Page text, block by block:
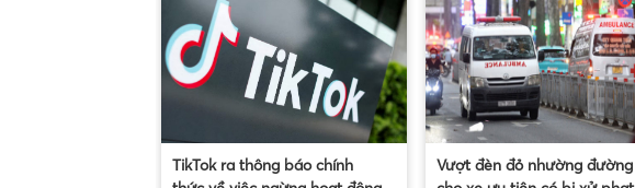
TikTok ra thông báo chính
Vượt đèn đỏ nhường đường